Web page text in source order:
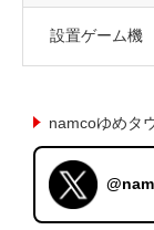
設置ゲーム機
namcoゆめタ